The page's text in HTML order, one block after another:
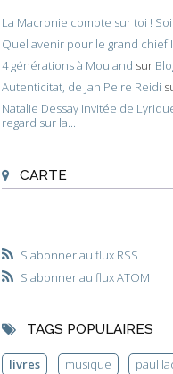
La Macronie compte sur toi !
Quel avenir pour le grand chief
4 générations à Mouland sur
Autenticitat, de Jan Peire Reidi
Natalie Dessay invitée de
regard sur la...
CARTE
S'abonner au flux RSS
S'abonner au flux ATOM
TAGS POPULAIRES
livres musique paul